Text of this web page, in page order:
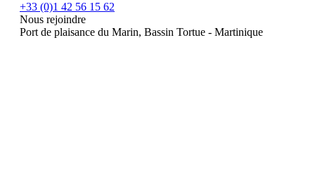
+33 (0)1 42 56 15 62
Nous rejoindre
Port de plaisance du Marin, Bassin Tortue - Martinique